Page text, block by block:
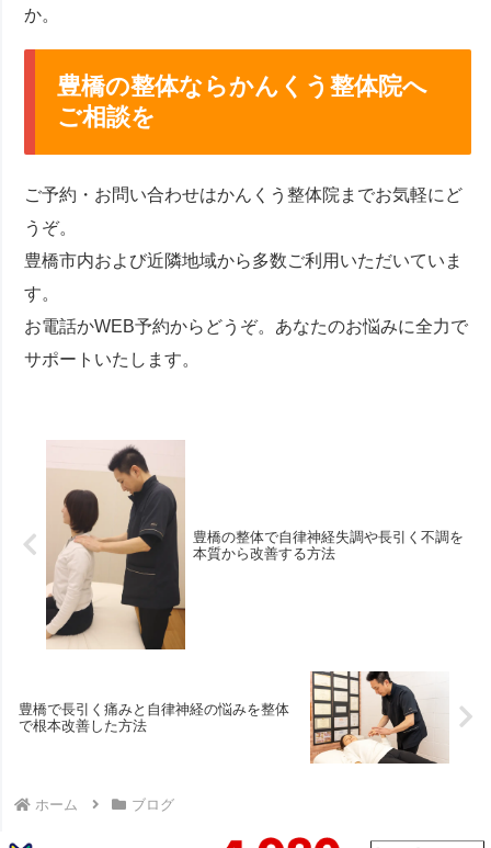
か。
豊橋の整体ならかんくう整体院へ
ご相談を
ご予約・お問い合わせはかんくう整体院までお気軽にど
うぞ。
豊橋市内および近隣地域から多数ご利用いただいていま
す。
お電話かWEB予約からどうぞ。あなたのお悩みに全力で
サポートいたします。
豊橋の整体で自律神経失調や長引く不調を
本質から改善する方法
豊橋で長引く痛みと自律神経の悩みを整体
で根本改善した方法
ホーム ブログ